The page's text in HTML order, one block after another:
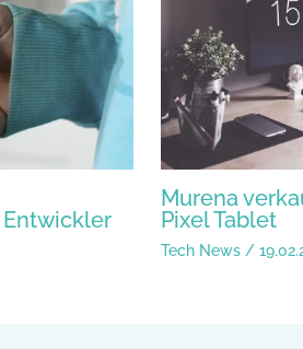
Murena
Pixel Tablet
Tech News/